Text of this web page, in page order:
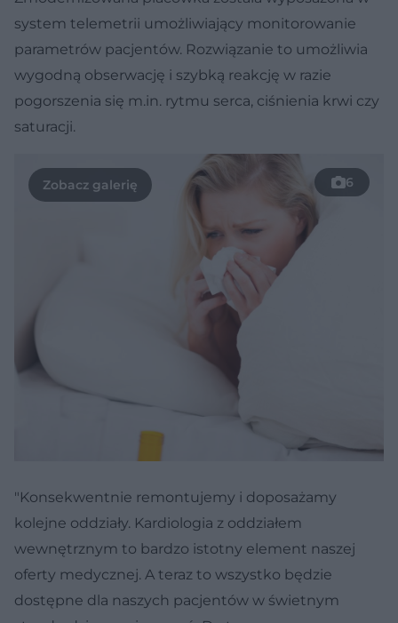
system telemetrii umożliwiający monitorowanie
parametrów pacjentów. Rozwiązanie to umożliwia
wygodną obserwację i szybką reakcję w razie
pogorszenia się m.in. rytmu serca, ciśnienia krwi czy
saturacji.
6
"Konsekwentnie remontujemy i doposażamy
kolejne oddziały. Kardiologia z oddziałem
wewnętrznym to bardzo istotny element naszej
oferty medycznej. A teraz to wszystko będzie
dostępne dla naszych pacjentów w świetnym